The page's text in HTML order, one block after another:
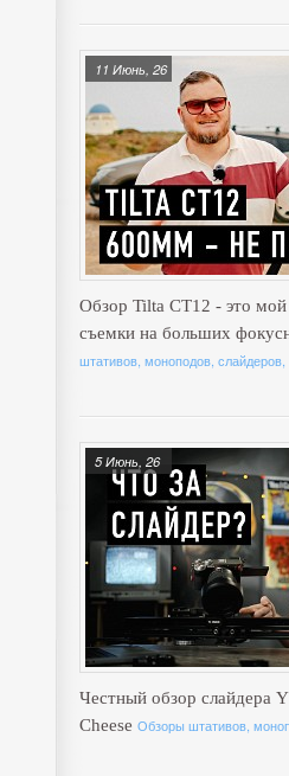
Обзор Tilta CT12 - это
съемки на больших
штативов, моноподов, слайдеров,
11 Июнь, 26
Честный обзор слайдера
Cheese Обзоры штативов,
5 Июнь, 26